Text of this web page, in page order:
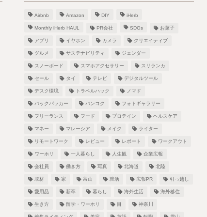
Airbnb Amazon DIY iHerb
Monthly iHerb HAUL PR会社 SDGs お菓子
アプリ イヤホン カメラ クリエイティブ
グルメ サステナビリティ ジェンダー
スノーボード スマホアクセサリー スリランカ
セール タイ テレビ デジタルツール
デスク環境 トラベルハック ノマド
バックパッカー バンコク フォトギャラリー
フリーランス フード プロテイン ヘルスケア
マネー マレーシア メイク ライター
リモートワーク レビュー レポート ワークアウト
ワーホリ 一人暮らし 人生観 企業広報
会社員 働き方 写真 北海道 北陸
取材 家 富山 就活 広報PR 引っ越し
愛用品 新卒 暮らし 海外生活 海外移住
生き方 留学・ワーホリ 目 神奈川